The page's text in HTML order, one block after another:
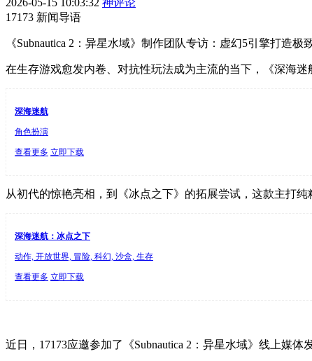
17173 新闻导语
《Subnautica 2：异星水域》制作团队专访：虚幻5引擎打造
在生存游戏愈发内卷、对抗性玩法成为主流的当下，《深海
深海迷航
角色扮演
查看更多 立即下载
从初代的惊艳亮相，到《冰点之下》的拓展尝试，这款主打
深海迷航：冰点之下
动作, 开放世界, 冒险, 科幻, 沙盒, 生存
查看更多 立即下载
近日，17173应邀参加了《Subnautica 2：异星水域》线上媒